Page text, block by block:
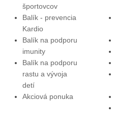
športovcov
Balík - prevencia
Kardio
Balík na podporu
imunity
Balík na podporu
rastu a vývoja
detí
Akciová ponuka